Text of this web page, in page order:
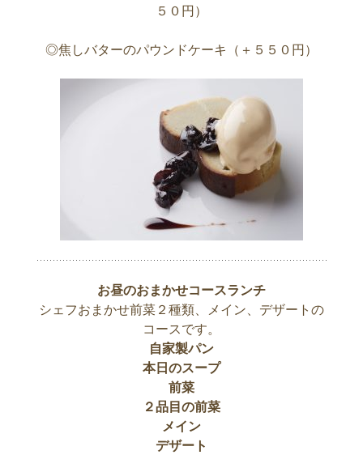
５０円）
◎焦しバターのパウンドケーキ（＋５５０円）
お昼のおまかせコースランチ
シェフおまかせ前菜２種類、メイン、デザートの
コースです。
自家製パン
本日のスープ
前菜
２品目の前菜
メイン
デザート